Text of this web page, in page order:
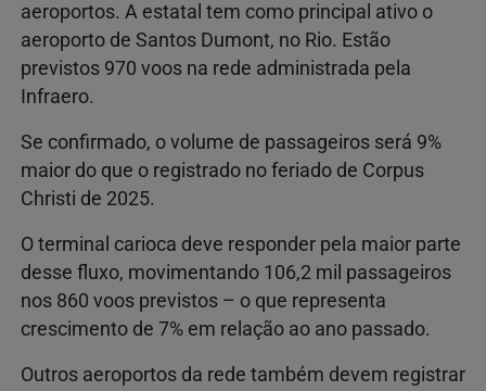
aeroportos. A estatal tem como principal ativo o
aeroporto de Santos Dumont, no Rio. Estão
previstos 970 voos na rede administrada pela
Infraero.
Se confirmado, o volume de passageiros será 9%
maior do que o registrado no feriado de Corpus
Christi de 2025.
O terminal carioca deve responder pela maior parte
desse fluxo, movimentando 106,2 mil passageiros
nos 860 voos previstos – o que representa
crescimento de 7% em relação ao ano passado.
Outros aeroportos da rede também devem registrar